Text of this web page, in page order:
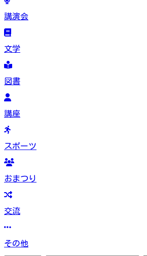
講演会
文学
図書
講座
スポーツ
おまつり
交流
その他